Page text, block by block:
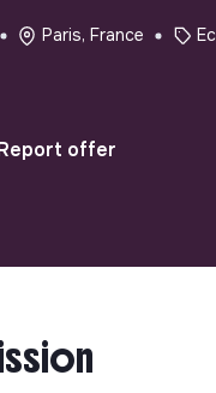
Paris, France
offer